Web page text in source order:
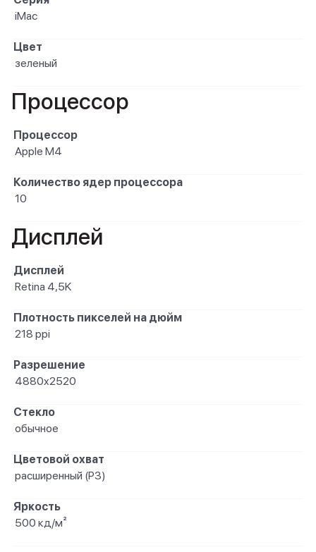
iMac
Цвет
зеленый
Процессор
Процессор
Apple M4
Количество ядер процессора
10
Дисплей
Дисплей
Retina 4,5K
Плотность пикселей на дюйм
218 ppi
Разрешение
4880x2520
Стекло
обычное
Цветовой охват
расширенный (P3)
Яркость
500 кд/м²